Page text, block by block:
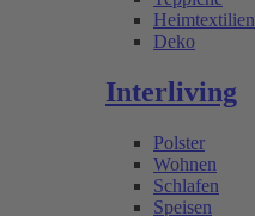
Heimtextilien
Deko
Interliving
Polster
Wohnen
Schlafen
Speisen